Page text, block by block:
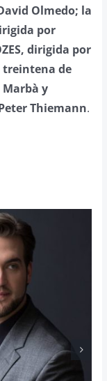
Olmedo; la
por
dirigida por
treintena de
y
Thiemann.